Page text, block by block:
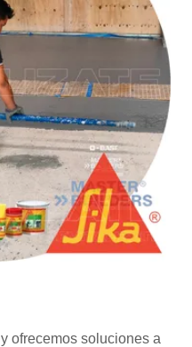
y ofrecemos soluciones a